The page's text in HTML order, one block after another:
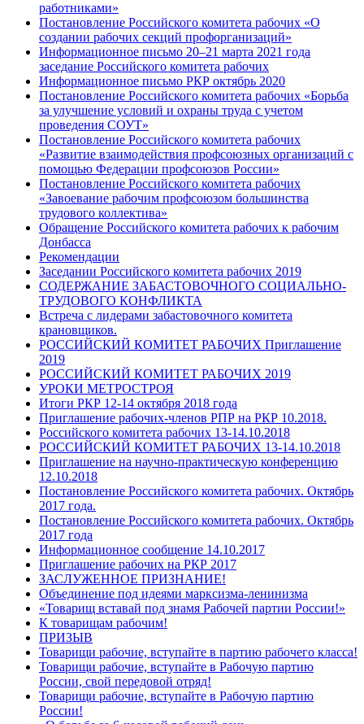
работниками»
Постановление Российского комитета рабочих «О
создании рабочих секций профорганизаций»
Информационное письмо 20–21 марта 2021 года
заседание Российского комитета рабочих
Информационное письмо РКР октябрь 2020
Постановление Российского комитета рабочих «Борьба
за улучшение условий и охраны труда с учетом
проведения СОУТ»
Постановление Российского комитета рабочих
«Развитие взаимодействия профсоюзных организаций с
помощью Федерации профсоюзов России»
Постановление Российского комитета рабочих
«Завоевание рабочим профсоюзом большинства
трудового коллектива»
Обращение Российского комитета рабочих к рабочим
Донбасса
Рекомендации
Заседании Российского комитета рабочих 2019
СОДЕРЖАНИЕ ЗАБАСТОВОЧНОГО СОЦИАЛЬНО-
ТРУДОВОГО КОНФЛИКТА
Встреча с лидерами забастовочного комитета
крановщиков.
РОССИЙСКИЙ КОМИТЕТ РАБОЧИХ Приглашение
2019
РОССИЙСКИЙ КОМИТЕТ РАБОЧИХ 2019
УРОКИ МЕТРОСТРОЯ
Итоги РКР 12-14 октября 2018 года
Приглашение рабочих-членов РПР на РКР 10.2018.
Российского комитета рабочих 13-14.10.2018
РОССИЙСКИЙ КОМИТЕТ РАБОЧИХ 13-14.10.2018
Приглашение на научно-практическую конференцию
12.10.2018
Постановление Российского комитета рабочих. Октябрь
2017 года.
Постановление Российского комитета рабочих. Октябрь
2017 года
Информационное сообщение 14.10.2017
Приглашение рабочих на РКР 2017
ЗАСЛУЖЕННОЕ ПРИЗНАНИЕ!
Объединение под идеями марксизма-ленинизма
«Товарищ вставай под знамя Рабочей партии России!»
К товарищам рабочим!
ПРИЗЫВ
Товарищи рабочие, вступайте в партию рабочего класса!
Товарищи рабочие, вступайте в Рабочую партию
России, свой передовой отряд!
Товарищи рабочие, вступайте в Рабочую партию
России!